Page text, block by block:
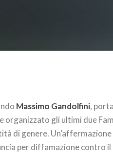
Massimo Gandolfini,
organizzato gli ultimi due
di genere.
per diffamazione contro